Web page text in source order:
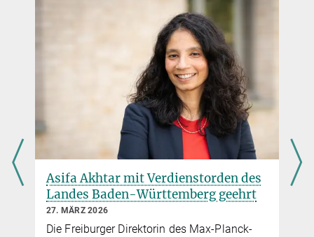
Fruchtfliegen geben epigenetische
Veränderungen an Nachkommen weiter
Forscher entdecken, dass epigenetische Veränderungen der
Mutter die Genaktivierung der Nachkommen steuern
Janusköpfiges MOF
Wenn Epigenetik auf Stoffwechsel trifft
Asifa Akhtar mit Verdienstorden des
Landes Baden-Württemberg geehrt
27. MÄRZ 2026
Die Freiburger Direktorin des Max-Planck-